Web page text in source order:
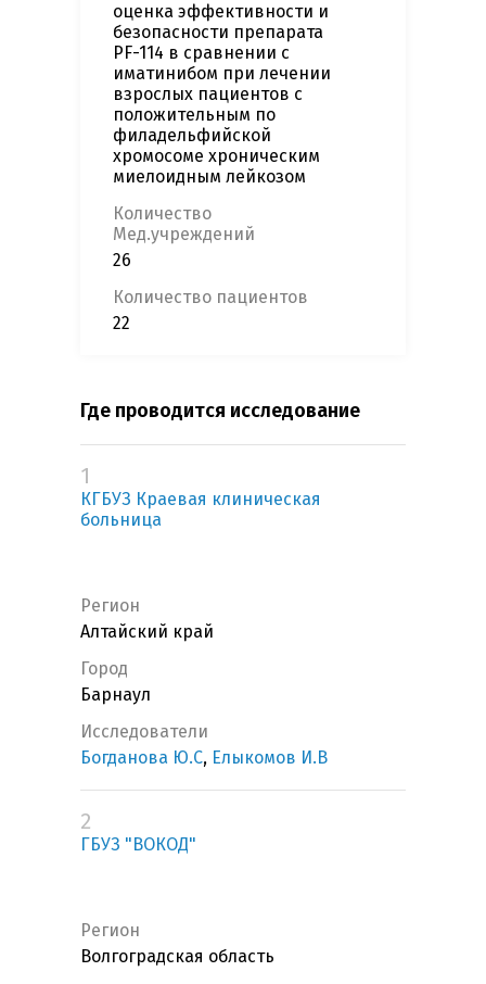
оценка эффективности и
безопасности препарата
PF-114 в сравнении с
иматинибом при лечении
взрослых пациентов с
положительным по
филадельфийской
хромосоме хроническим
миелоидным лейкозом
Количество
Мед.учреждений
26
Количество пациентов
22
Где проводится исследование
1
КГБУЗ Краевая клиническая
больница
Регион
Алтайский край
Город
Барнаул
Исследователи
Богданова Ю.С, Елыкомов И.В
2
ГБУЗ "ВОКОД"
Регион
Волгоградская область